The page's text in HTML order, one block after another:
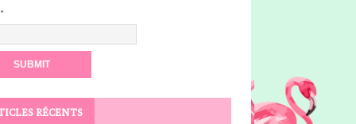
RÉCENTS